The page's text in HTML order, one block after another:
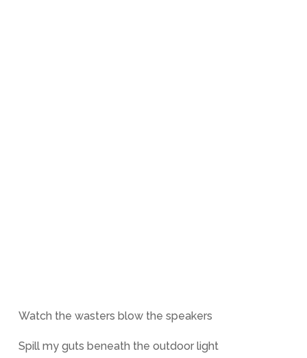
Watch the wasters blow the speakers
Spill my guts beneath the outdoor light